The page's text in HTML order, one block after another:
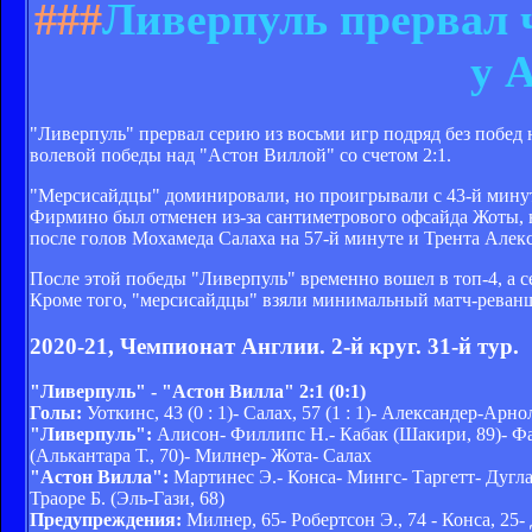
###Ливерпуль прервал
у
"Ливерпуль" прервал серию из восьми игр подряд без
волевой победы над "Астон Виллой" со счетом 2:1.
"Мерсисайдцы" доминировали, но проигрывали с 43-й
Фирмино был отменен из-за сантиметрового офсайда Жоты,
после голов Мохамеда Салаха на 57-й минуте и Трента
После этой победы "Ливерпуль" временно вошел в топ-4, а
Кроме того, "мерсисайдцы" взяли минимальный матч-
2020-21, Чемпионат Англии. 2-й круг. 31-й тур.
"Ливерпуль" - "Астон Вилла" 2:1 (0:1)
Голы: Уоткинс, 43 (0 : 1)- Салах, 57 (1 : 1)- Александер-
"Ливерпуль": Алисон- Филлипс Н.- Кабак (Шакири, 89)-
(Алькантара Т., 70)- Милнер- Жота- Салах
"Астон Вилла": Мартинес Э.- Конса- Мингс- Таргетт-
Траоре Б. (Эль-Гази, 68)
Предупреждения: Милнер, 65- Робертсон Э., 74 - Конса, 25-